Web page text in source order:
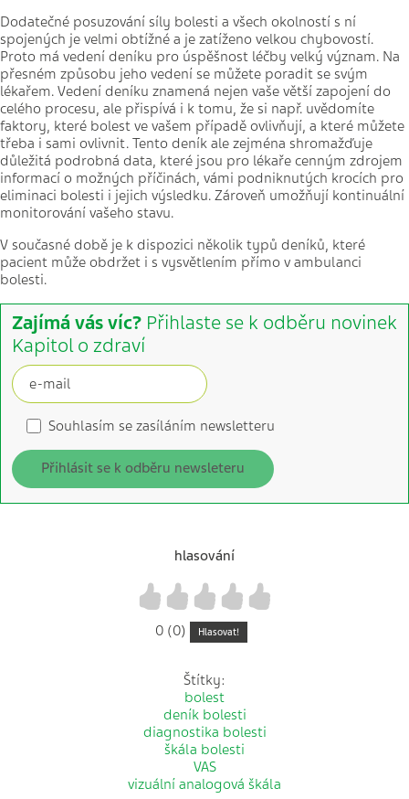
Dodatečné posuzování síly bolesti a všech okolností s ní
spojených je velmi obtížné a je zatíženo velkou chybovostí.
Proto má vedení deníku pro úspěšnost léčby velký význam. Na
přesném způsobu jeho vedení se můžete poradit se svým
lékařem. Vedení deníku znamená nejen vaše větší zapojení do
celého procesu, ale přispívá i k tomu, že si např. uvědomíte
faktory, které bolest ve vašem případě ovlivňují, a které můžete
třeba i sami ovlivnit. Tento deník ale zejména shromažďuje
důležitá podrobná data, které jsou pro lékaře cenným zdrojem
informací o možných příčinách, vámi podniknutých krocích pro
eliminaci bolesti i jejich výsledku. Zároveň umožňují kontinuální
monitorování vašeho stavu.
V současné době je k dispozici několik typů deníků, které
pacient může obdržet i s vysvětlením přímo v ambulanci
bolesti.
Zajímá vás víc? Přihlaste se k odběru novinek
Kapitol o zdraví
Souhlasím se zasíláním newsletteru
Přihlásit se k odběru newsleteru
hlasování
4
3
2
1
0 (0) Hlasovat!
Štítky:
bolest
deník bolesti
diagnostika bolesti
škála bolesti
VAS
vizuální analogová škála